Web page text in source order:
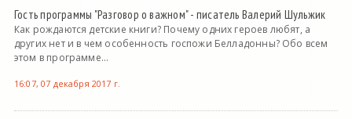
Гость программы "Разговор о важном" - писатель Валерий Шульжик
Как рождаются детские книги? Почему одних героев любят, а
других нет и в чем особенность госпожи Белладонны? Обо всем
этом в программе...
16:07, 07 декабря 2017 г.